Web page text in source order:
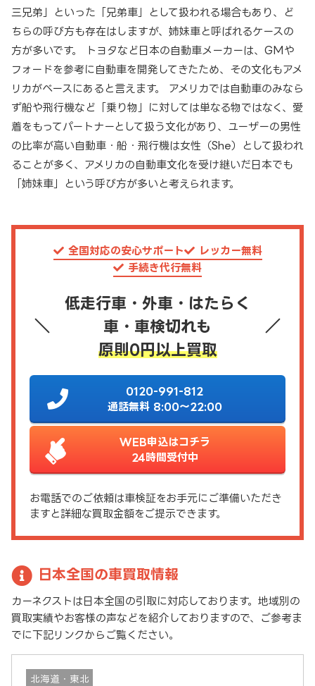
三兄弟」といった「兄弟車」として扱われる場合もあり、ど
ちらの呼び方も存在はしますが、姉妹車と呼ばれるケースの
方が多いです。 トヨタなど日本の自動車メーカーは、GMや
フォードを参考に自動車を開発してきたため、その文化もアメ
リカがベースにあると言えます。 アメリカでは自動車のみなら
ず船や飛行機など「乗り物」に対しては単なる物ではなく、愛
着をもってパートナーとして扱う文化があり、ユーザーの男性
の比率が高い自動車・船・飛行機は女性（She）として扱われ
ることが多く、アメリカの自動車文化を受け継いだ日本でも
「姉妹車」という呼び方が多いと考えられます。
全国対応の安心サポート
レッカー無料
手続き代行無料
低走行車・外車・はたらく
車・車検切れも
原則0円以上買取
0120-991-812
通話無料 8:00～22:00
WEB申込はコチラ
24時間受付中
お電話でのご依頼は車検証をお手元にご準備いただき
ますと詳細な買取金額をご提示できます。
日本全国の車買取情報
カーネクストは日本全国の引取に対応しております。地域別の
買取実績やお客様の声などを紹介しておりますので、ご参考ま
でに下記リンクからご覧ください。
北海道・東北